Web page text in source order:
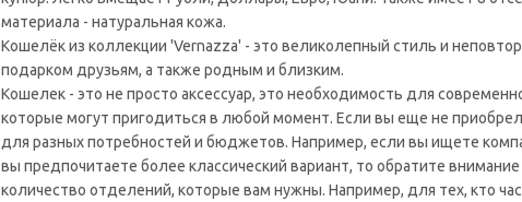
материала - натуральная кожа.
Кошелёк из коллекции 'Vernazza' - это великолепный стиль и
подарком друзьям, а также родным и близким.
Кошелек - это не просто аксессуар, это необходимость для
которые могут пригодиться в любой момент. Если вы еще не
для разных потребностей и бюджетов. Например, если вы ищете
вы предпочитаете более классический вариант, то обратите
количество отделений, которые вам нужны. Например, для тех, кто